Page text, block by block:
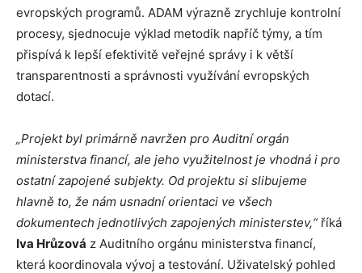
evropských programů. ADAM výrazně zrychluje kontrolní
procesy, sjednocuje výklad metodik napříč týmy, a tím
přispívá k lepší efektivitě veřejné správy i k větší
transparentnosti a správnosti využívání evropských
dotací.
„Projekt byl primárně navržen pro Auditní orgán
ministerstva financí, ale jeho využitelnost je vhodná i pro
ostatní zapojené subjekty. Od projektu si slibujeme
hlavně to, že nám usnadní orientaci ve všech
dokumentech jednotlivých zapojených ministerstev,“říká
Iva Hrůzová z Auditního orgánu ministerstva financí,
která koordinovala vývoj a testování. Uživatelský pohled